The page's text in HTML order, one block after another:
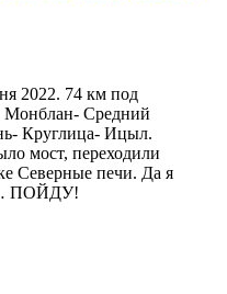
2022. 74 км под
Монблан- Средний
Круглица- Ицыл.
мост, переходили
Северные печи. Да я
ПОЙДУ!